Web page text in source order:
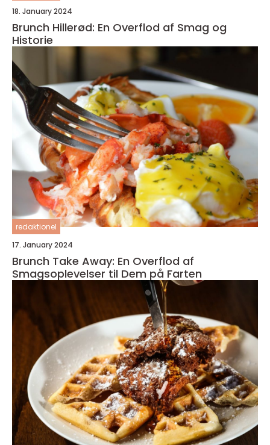
18. January 2024
Brunch Hillerød: En Overflod af Smag og
Historie
redaktionel
17. January 2024
Brunch Take Away: En Overflod af
Smagsoplevelser til Dem på Farten